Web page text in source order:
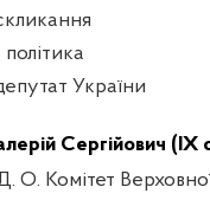
України
Сергійович (IX
О. Комітет